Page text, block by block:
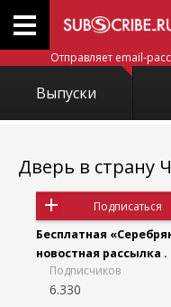
Отправляет email-
Выпуски
Дверь в страну
Подписаться
Бесплатная
новостная рассылка .
Подписчиков
6.330